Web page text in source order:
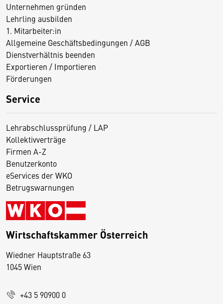
Unternehmen gründen
Lehrling ausbilden
1. Mitarbeiter:in
Allgemeine Geschäftsbedingungen / AGB
Dienstverhältnis beenden
Exportieren / Importieren
Förderungen
Service
Lehrabschlussprüfung / LAP
Kollektivverträge
Firmen A-Z
Benutzerkonto
eServices der WKO
Betrugswarnungen
Wirtschaftskammer Österreich
Wiedner Hauptstraße 63
1045 Wien
+43 5 90900 0
D
s